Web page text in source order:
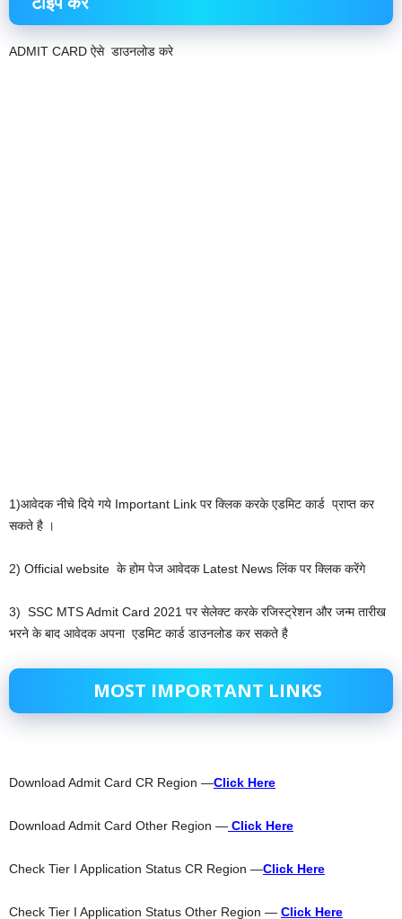
ADMIT CARD ऐसे डाउनलोड करे
1)आवेदक नीचे दिये गये Important Link पर क्लिक करके एडमिट कार्ड प्राप्त कर
सकते है ।
2) Official website के होम पेज आवेदक Latest News लिंक पर क्लिक करेंगे
3) SSC MTS Admit Card 2021 पर सेलेक्ट करके रजिस्ट्रेशन और जन्म तारीख
भरने के बाद आवेदक अपना एडमिट कार्ड डाउनलोड कर सकते है
MOST IMPORTANT LINKS
Download Admit Card CR Region —Click Here
Download Admit Card Other Region — Click Here
Check Tier I Application Status CR Region —Click Here
Check Tier I Application Status Other Region — Click Here